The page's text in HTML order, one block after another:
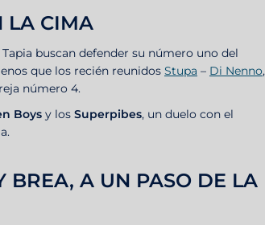
LA CIMA
buscan defender su número uno del
que los recién reunidos Stupa – Di Nenno,
número 4.
Boys y los Superpibes, un duelo con el
BREA, A UN PASO DE LA